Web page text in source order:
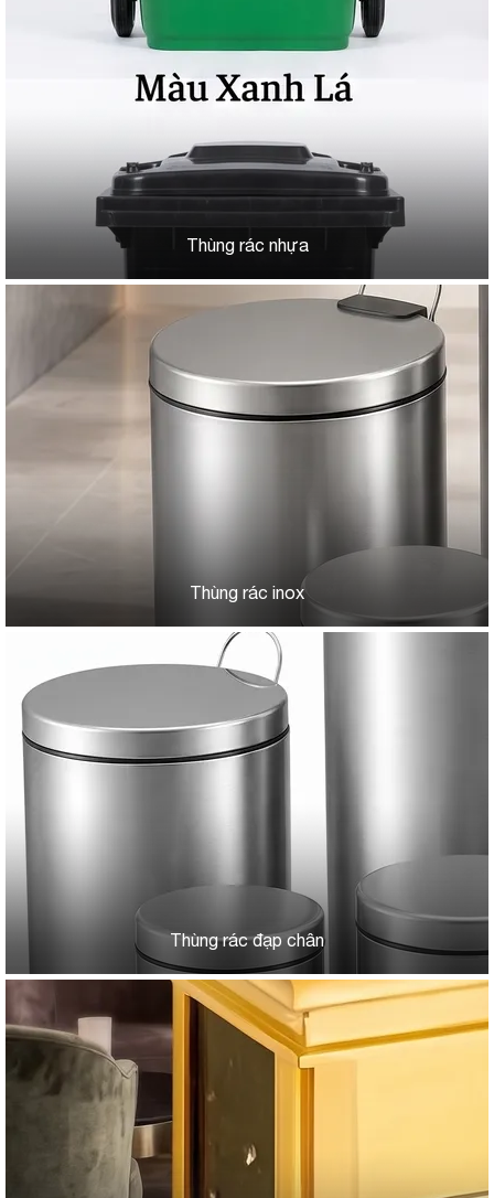
Thùng rác nhựa
Thùng rác inox
Thùng rác đạp chân